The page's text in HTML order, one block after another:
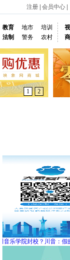
注册 会员中心
教育 地市
培训
法制
警务 农村
1 2
音乐学院封校？川音：假